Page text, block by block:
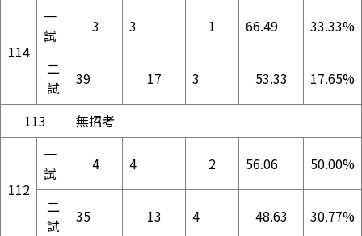
114
一
試
3 3 1 66.49 33.33%
二
試
39 17 3 53.33 17.65%
113 無招考
112
一
試
4 4 2 56.06 50.00%
二
試
35 13 4 48.63 30.77%